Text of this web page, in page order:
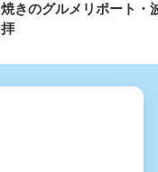
焼きのグルメリポート・
拝